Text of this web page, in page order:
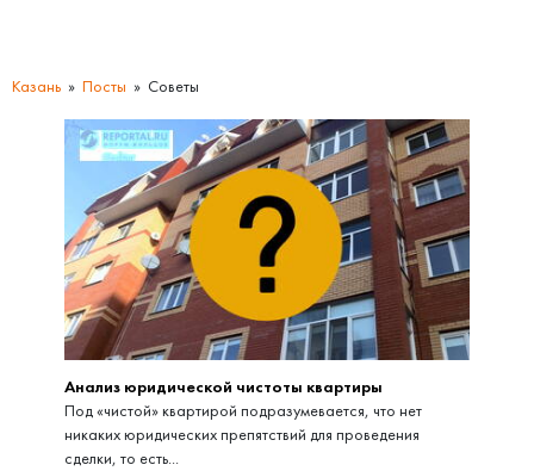
Казань Посты Советы
Анализ юридической чистоты квартиры
Под «чистой» квартирой подразумевается, что нет
никаких юридических препятствий для проведения
сделки, то есть...